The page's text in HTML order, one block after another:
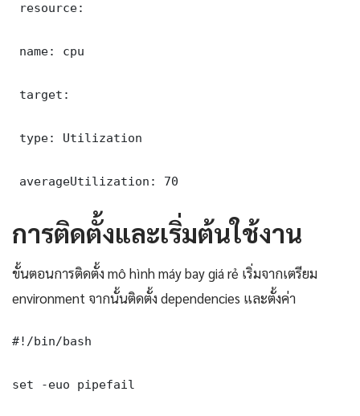
resource:
name: cpu
target:
type: Utilization
averageUtilization: 70
การติดตั้งและเริ่มต้นใช้งาน
ขั้นตอนการติดตั้ง mô hình máy bay giá rẻ เริ่มจากเตรียม
environment จากนั้นติดตั้ง dependencies และตั้งค่า
#!/bin/bash
set -euo pipefail